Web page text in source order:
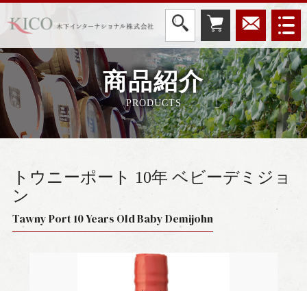
商品紹介
PRODUCTS
トウニーポート 10年 ベビーデミジョ
ン
Tawny Port 10 Years Old Baby Demijohn